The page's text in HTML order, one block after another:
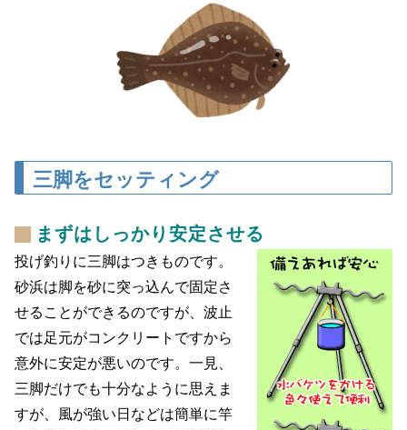
三脚をセッティング
まずはしっかり安定させる
投げ釣りに三脚はつきものです。
砂浜は脚を砂に突っ込んで固定さ
せることができるのですが、波止
では足元がコンクリートですから
意外に安定が悪いのです。一見、
三脚だけでも十分なように思えま
すが、風が強い日などは簡単に竿